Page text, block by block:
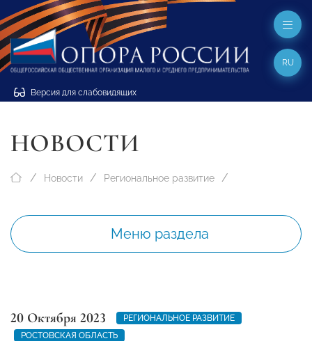
Версия для слабовидящих
RU
НОВОСТИ
Новости Региональное развитие
Меню раздела
20 Октября 2023
РЕГИОНАЛЬНОЕ РАЗВИТИЕ
РОСТОВСКАЯ ОБЛАСТЬ